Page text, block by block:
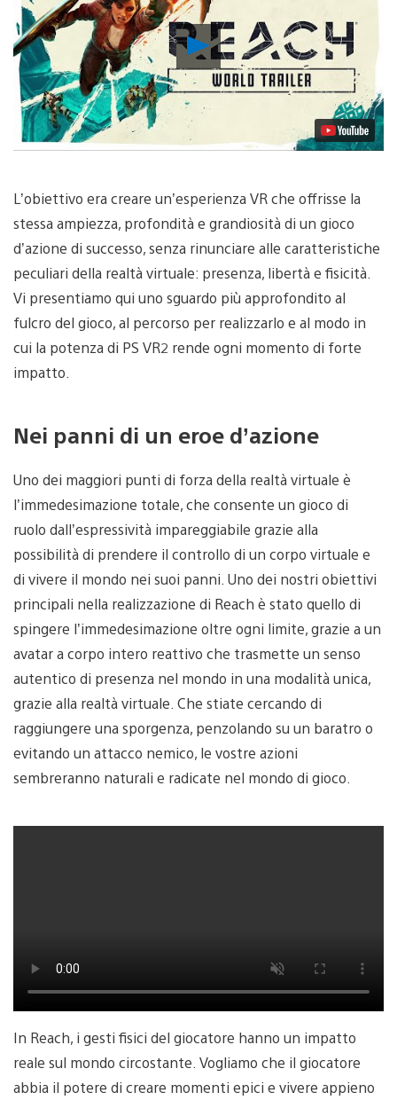
Riproduci
video
L’obiettivo era creare un’esperienza VR che offrisse la
stessa ampiezza, profondità e grandiosità di un gioco
d’azione di successo, senza rinunciare alle caratteristiche
peculiari della realtà virtuale: presenza, libertà e fisicità.
Vi presentiamo qui uno sguardo più approfondito al
fulcro del gioco, al percorso per realizzarlo e al modo in
cui la potenza di PS VR2 rende ogni momento di forte
impatto.
Nei panni di un eroe d’azione
Uno dei maggiori punti di forza della realtà virtuale è
l’immedesimazione totale, che consente un gioco di
ruolo dall’espressività impareggiabile grazie alla
possibilità di prendere il controllo di un corpo virtuale e
di vivere il mondo nei suoi panni. Uno dei nostri obiettivi
principali nella realizzazione di Reach è stato quello di
spingere l’immedesimazione oltre ogni limite, grazie a un
avatar a corpo intero reattivo che trasmette un senso
autentico di presenza nel mondo in una modalità unica,
grazie alla realtà virtuale. Che stiate cercando di
raggiungere una sporgenza, penzolando su un baratro o
evitando un attacco nemico, le vostre azioni
sembreranno naturali e radicate nel mondo di gioco.
In Reach, i gesti fisici del giocatore hanno un impatto
reale sul mondo circostante. Vogliamo che il giocatore
abbia il potere di creare momenti epici e vivere appieno